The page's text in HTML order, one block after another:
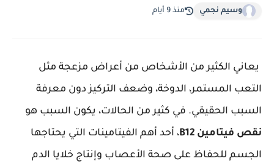
وسيم نجمي منذ 9 أيام
يعاني الكثير من الأشخاص من أعراض مزعجة مثل
التعب المستمر، الدوخة، وضعف التركيز دون معرفة
السبب الحقيقي. في كثير من الحالات، يكون السبب هو
نقص فيتامين B12
، أحد أهم الفيتامينات التي يحتاجها
الجسم للحفاظ على صحة الأعصاب وإنتاج خلايا الدم